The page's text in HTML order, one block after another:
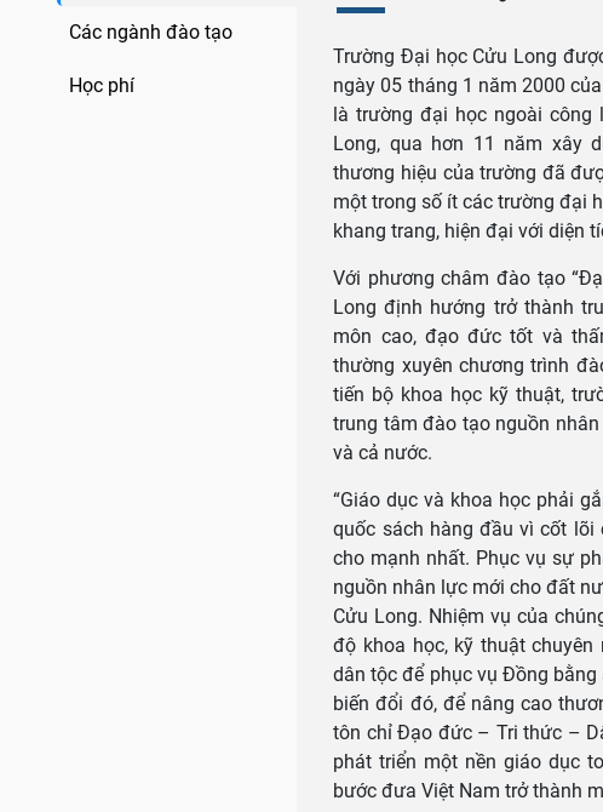
Các ngành đào tạo
Học phí
Trường Đại học Cửu Long
ngày 05 tháng 1 năm 2000
là trường đại học ngoài
Long, qua hơn 11 năm xây
thương hiệu của trường đã
một trong số ít các trường đại
khang trang, hiện đại với diện
Với phương châm đào tạo
Long định hướng trở thành
môn cao, đạo đức tốt và
thường xuyên chương trình
tiến bộ khoa học kỹ thuật,
trung tâm đào tạo nguồn
và cả nước.
“Giáo dục và khoa học phải
quốc sách hàng đầu vì cốt
cho mạnh nhất. Phục vụ sự
nguồn nhân lực mới cho đất
Cửu Long. Nhiệm vụ của
độ khoa học, kỹ thuật
dân tộc để phục vụ Đồng
biến đổi đó, để nâng cao
tôn chỉ Đạo đức – Tri thức –
phát triển một nền giáo dục
bước đưa Việt Nam trở thành